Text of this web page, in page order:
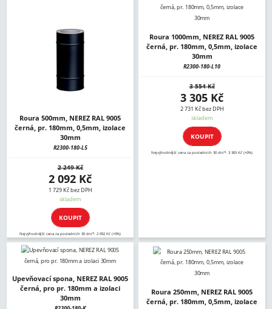
Roura 500mm, NEREZ RAL 9005
černá, pr. 180mm, 0,5mm, izolace
30mm
R2300-180-L5
2 249 Kč
2 092 Kč
1 729 Kč bez DPH
skladem
KOUPIT
Nejvýhodnější cena za posledních 30 dní*: 2 092 Kč (+0%)
Roura 1000mm, NEREZ RAL 9005
černá, pr. 180mm, 0,5mm, izolace
30mm
R2300-180-L10
3 554 Kč
3 305 Kč
2 731 Kč bez DPH
skladem
KOUPIT
Nejvýhodnější cena za posledních 30 dní*: 3 305 Kč (+0%)
Upevňovací spona, NEREZ RAL 9005
černá, pro pr. 180mm a izolaci
30mm
Roura 250mm, NEREZ RAL 9005
černá, pr. 180mm, 0,5mm, izolace